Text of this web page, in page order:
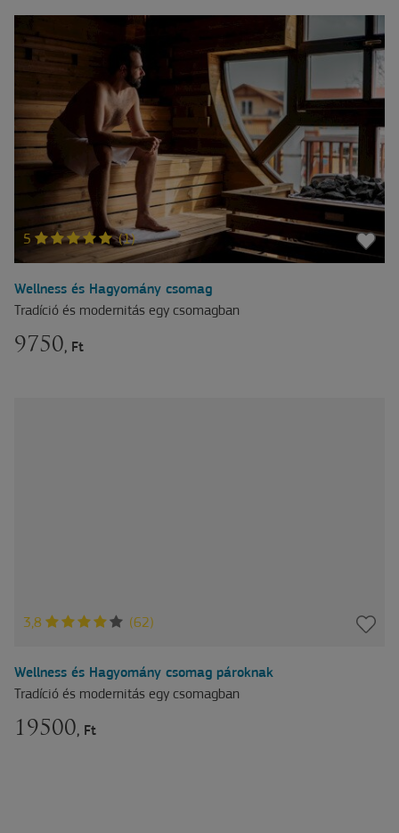
5 (1)
Wellness és Hagyomány csomag
Tradíció és modernitás egy csomagban
9750, Ft
3,8 (62)
Wellness és Hagyomány csomag pároknak
Tradíció és modernitás egy csomagban
19500, Ft